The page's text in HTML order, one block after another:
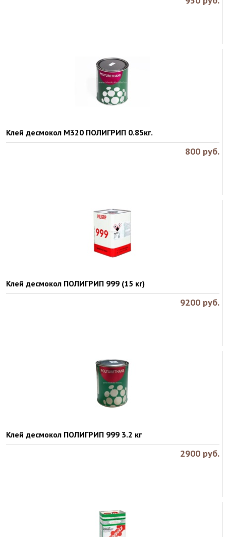
Клей десмокол М320 ПОЛИГРИП 0.85кг.
800 руб.
Клей десмокол ПОЛИГРИП 999 (15 кг)
9200 руб.
Клей десмокол ПОЛИГРИП 999 3.2 кг
2900 руб.